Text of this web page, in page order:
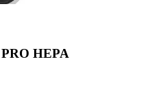
HEPA